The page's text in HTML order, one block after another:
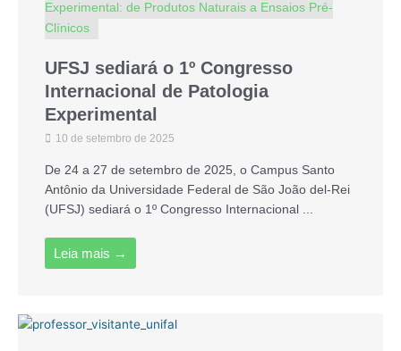
Experimental: de Produtos Naturais a Ensaios Pré-
Clínicos
UFSJ sediará o 1º Congresso
Internacional de Patologia
Experimental
10 de setembro de 2025
De 24 a 27 de setembro de 2025, o Campus Santo
Antônio da Universidade Federal de São João del-Rei
(UFSJ) sediará o 1º Congresso Internacional ...
Leia mais →